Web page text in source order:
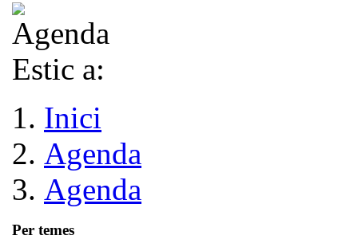
Estic a:
Inici
Agenda
Agenda
Per temes